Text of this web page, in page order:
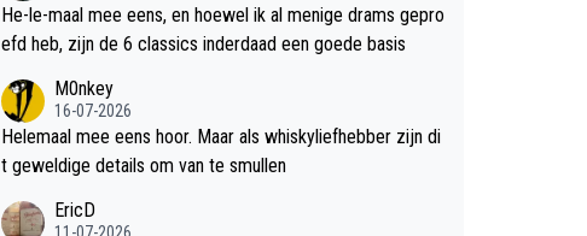
He-le-maal mee eens, en hoewel ik al menige drams gepro
efd heb, zijn de 6 classics inderdaad een goede basis
M0nkey
16-07-2026
Helemaal mee eens hoor. Maar als whiskyliefhebber zijn di
t geweldige details om van te smullen
EricD
11-07-2026